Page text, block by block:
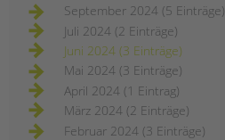
September 2024 (5 Einträge)
Juli 2024 (2 Einträge)
Juni 2024 (3 Einträge)
Mai 2024 (3 Einträge)
April 2024 (1 Eintrag)
März 2024 (2 Einträge)
Februar 2024 (3 Einträge)